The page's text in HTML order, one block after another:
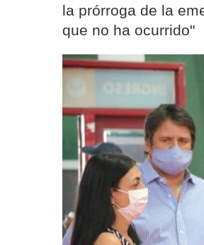
la prórroga de la
que no ha ocurrido"